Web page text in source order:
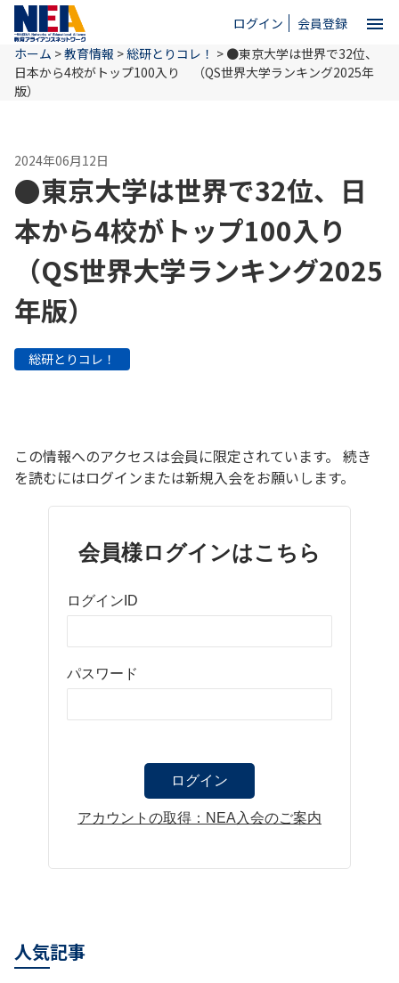
ログイン 会員登録 menu
close
NEAとは
教育情報
お問い合わせ
ホーム >教育情報 >総研とりコレ！ > ●東京大学は世界で32位、
日本から4校がトップ100入り （QS世界大学ランキング2025年
版）
2024年06月12日
●東京大学は世界で32位、日
本から4校がトップ100入り
（QS世界大学ランキング2025
年版）
総研とりコレ！
この情報へのアクセスは会員に限定されています。 続き
を読むにはログインまたは新規入会をお願いします。
会員様ログインはこちら
ログインID
パスワード
アカウントの取得：NEA入会のご案内
人気記事